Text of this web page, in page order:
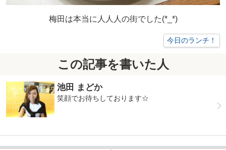
梅田は本当に人人人の街でした(*_*)
今日のランチ！
この記事を書いた人
池田 まどか
笑顔でお待ちしております☆